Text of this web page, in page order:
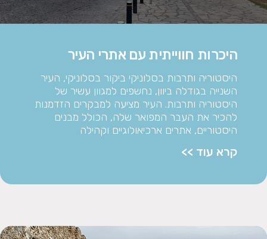
היכרות חווייתית עם אתרי העיר
היסטוריה ותרבות בסלוניקי ביקור בסלוניקי, העיר
השנייה בגודלה ביוון, נחשפים למגוון עשיר של
היסטוריה ותרבות. העיר מציעה למבקרים הזדמנות
להכיר את העבר המפואר שלה, הכולל מבנים
היסטוריים, אתרים ארכיאולוגיים וקהילה
קרא עוד >>